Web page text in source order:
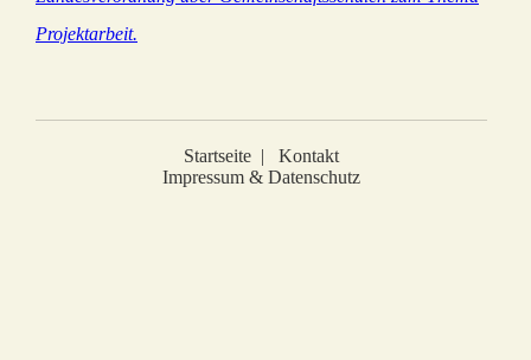
Projektarbeit.
Startseite| Kontakt
Impressum & Datenschutz